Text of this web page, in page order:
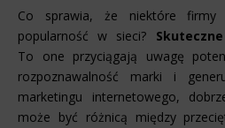
Co sprawia, że niektóre firmy
popularność w sieci?
To one przyciągają uwagę
rozpoznawalność marki i
marketingu internetowego,
może być różnicą między